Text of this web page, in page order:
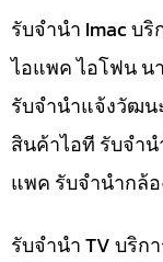
รับจำนำ Imac บ
ไอแพค ไอโฟน น
รับจํานําแจ้งวัฒน
สินค้าไอที รับจำ
แพค รับจำนำกล้
รับจำนำ TV บริก